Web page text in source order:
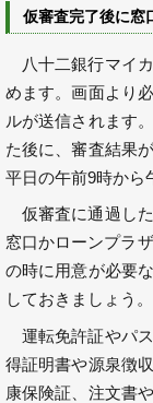
仮審査完了後に窓
八十二銀行マイ
めます。画面より
ルが送信されます
た後に、審査結果
平日の午前9時から
仮審査に通過し
窓口かローンプラ
の時に用意が必要
しておきましょう。
運転免許証やパ
得証明書や源泉徴
康保険証、注文書